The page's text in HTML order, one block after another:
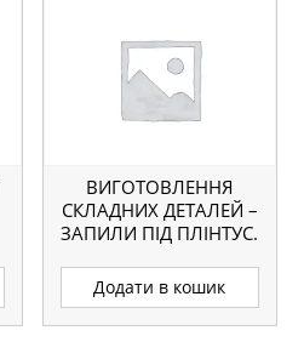
ВИГОТОВЛЕННЯ
СКЛАДНИХ ДЕТАЛЕЙ –
ЗАПИЛИ ПІД ПЛІНТУС.
Додати в кошик